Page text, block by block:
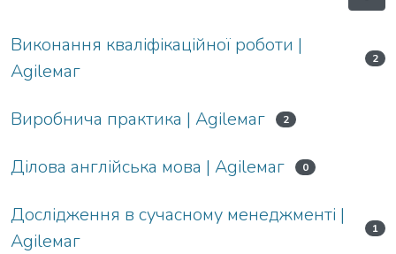
Виконання кваліфікаційної роботи |
Agileмаг
2
Виробнича практика | Agileмаг 2
Ділова англійська мова | Agileмаг 0
Дослідження в сучасному менеджменті |
Agileмаг
1